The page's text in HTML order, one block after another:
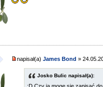
napisał(a)James Bond »
Josko Bulic napisał(a):
:D Czy ja moge sie zapisać